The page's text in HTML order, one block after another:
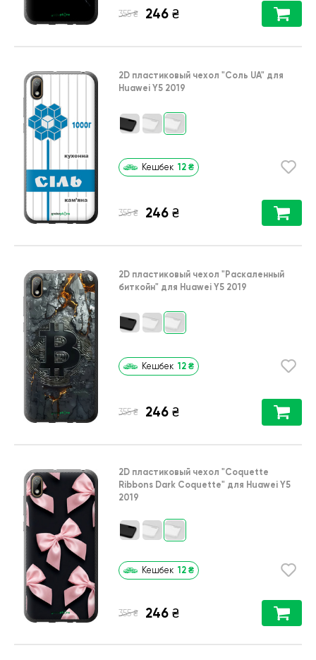
355 ₴ 246 ₴
2D пластиковый чехол "Соль UA" для
Huawei Y5 2019
Кешбек 12 ₴
355 ₴ 246 ₴
2D пластиковый чехол "Раскаленный
биткойн" для Huawei Y5 2019
Кешбек 12 ₴
355 ₴ 246 ₴
2D пластиковый чехол "Coquette
Ribbons Dark Coquette" для Huawei Y5
2019
Кешбек 12 ₴
355 ₴ 246 ₴